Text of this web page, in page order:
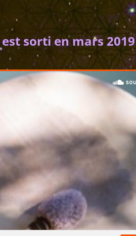
sorti en mars 2019